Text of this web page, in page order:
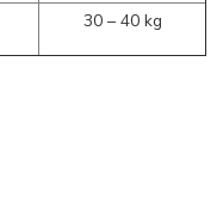
30 – 40 kg